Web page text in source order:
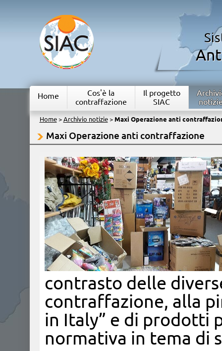
Home
Cos'è la
contraffazione
Il progetto
SIAC
Home> Archivio notizie> Maxi Operazione anti
Maxi Operazione anti contraffazione
contrasto delle
contraffazione, alla
in Italy” e di prodotti
normativa in tema di